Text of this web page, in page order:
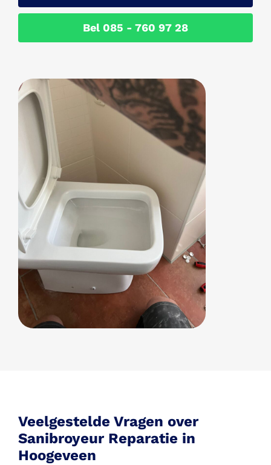
Bel 085 - 760 97 28
Veelgestelde Vragen over
Sanibroyeur Reparatie in
Hoogeveen